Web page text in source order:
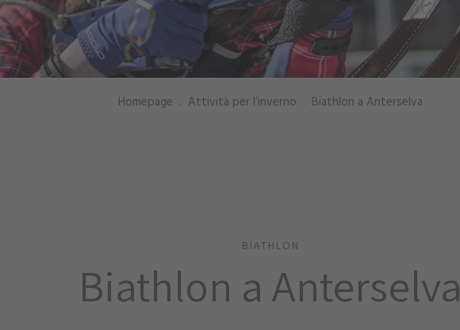
Homepage . Attività per l’inverno . Biathlon a Anterselva
BIATHLON
Biathlon a Anterselva